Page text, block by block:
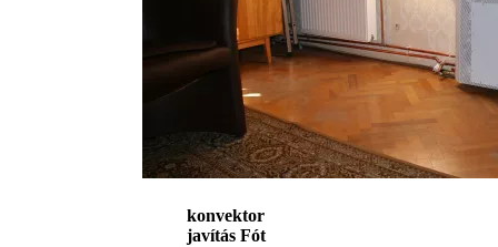
konvektor
javítás Fót